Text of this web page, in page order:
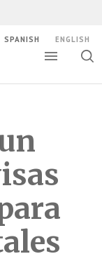
SPANISH ENGLISH